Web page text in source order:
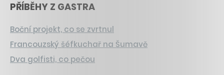
PŘÍBĚHY Z GASTRA
Boční projekt, co se zvrtnul
Francouzský šéfkuchař na Šumavě
Dva golfisti, co pečou